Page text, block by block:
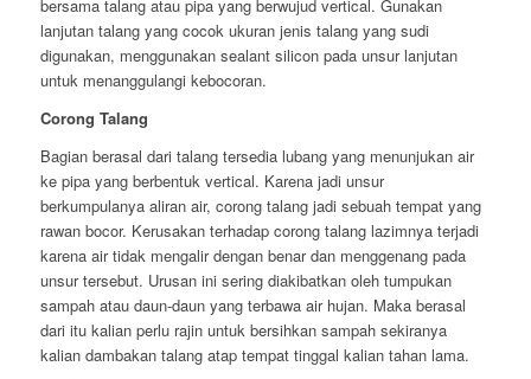
bersama talang atau pipa yang berwujud vertical. Gunakan
lanjutan talang yang cocok ukuran jenis talang yang sudi
digunakan, menggunakan sealant silicon pada unsur lanjutan
untuk menanggulangi kebocoran.
Corong Talang
Bagian berasal dari talang tersedia lubang yang menunjukan air
ke pipa yang berbentuk vertical. Karena jadi unsur
berkumpulanya aliran air, corong talang jadi sebuah tempat yang
rawan bocor. Kerusakan terhadap corong talang lazimnya terjadi
karena air tidak mengalir dengan benar dan menggenang pada
unsur tersebut. Urusan ini sering diakibatkan oleh tumpukan
sampah atau daun-daun yang terbawa air hujan. Maka berasal
dari itu kalian perlu rajin untuk bersihkan sampah sekiranya
kalian dambakan talang atap tempat tinggal kalian tahan lama.